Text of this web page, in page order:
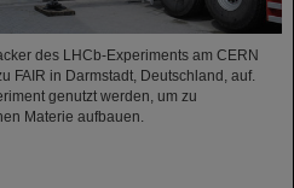
des LHCb-Experiments am CERN
FAIR in Darmstadt, Deutschland, auf.
genutzt werden, um zu
Materie aufbauen.